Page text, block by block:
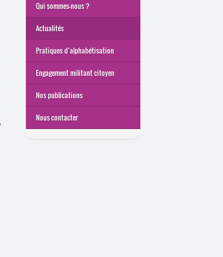
Qui sommes-nous ?
Actualités
Pratiques d’alphabétisation
Engagement militant citoyen
Nos publications
Nous contacter